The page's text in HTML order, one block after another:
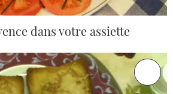
dans votre assiette